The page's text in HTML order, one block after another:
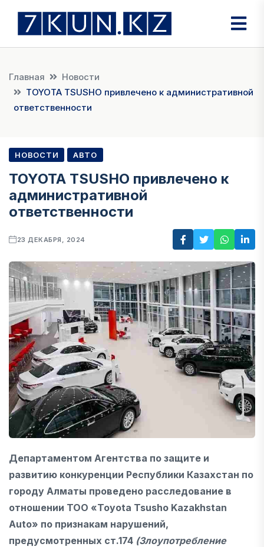
Главная
Новости
TOYOTA TSUSHO привлечено к административной
ответственности
НОВОСТИ АВТО
TOYOTA TSUSHO привлечено к
административной
ответственности
23 ДЕКАБРЯ, 2024
Департаментом Агентства по защите и
развитию конкуренции Республики Казахстан по
городу Алматы проведено расследование в
отношении ТОО «Toyota Tsusho Kazakhstan
Аuto» по признакам нарушений,
предусмотренных ст.174 (Злоупотребление